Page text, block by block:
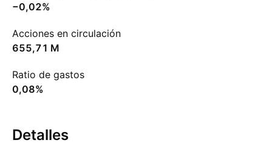
−0,02%
Acciones en circulación
‪655,71 M‬
Ratio de gastos
0,08%
Detalles